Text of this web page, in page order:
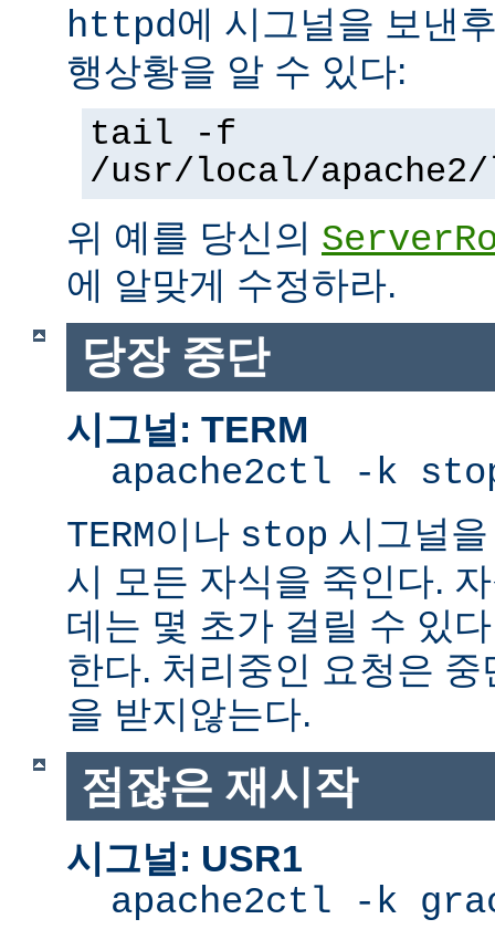
httpd에 시그널을 보낸
행상황을 알 수 있다:
tail -f
/usr/local/
위 예를 당신의
에 알맞게 수정하라.
당장 중단
시그널: TERM
apache2ctl -k
TERM이나 stop 시그널
시 모든 자식을 죽인다.
데는 몇 초가 걸릴 수 있
한다. 처리중인 요청은
을 받지않는다.
점잖은 재시작
시그널: USR1
apache2ctl -k